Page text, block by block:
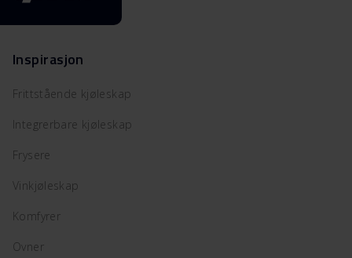
Inspirasjon
Frittstående kjøleskap
Integrerbare kjøleskap
Frysere
Vinkjøleskap
Komfyrer
Ovner